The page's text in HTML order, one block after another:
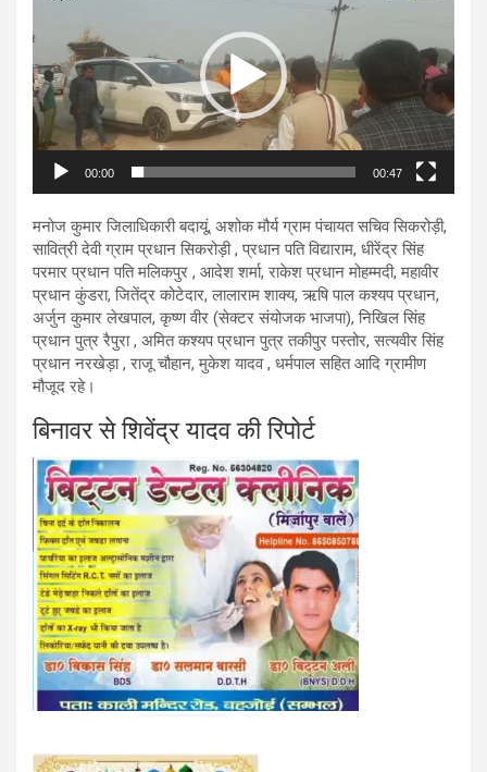
00:00 00:47
मनोज कुमार जिलाधिकारी बदायूं, अशोक मौर्य ग्राम पंचायत सचिव सिकरोड़ी,
सावित्री देवी ग्राम प्रधान सिकरोड़ी , प्रधान पति विद्याराम, धीरेंद्र सिंह
परमार प्रधान पति मलिकपुर , आदेश शर्मा, राकेश प्रधान मोहम्मदी, महावीर
प्रधान कुंडरा, जितेंद्र कोटेदार, लालाराम शाक्य, ऋषि पाल कश्यप प्रधान,
अर्जुन कुमार लेखपाल, कृष्ण वीर (सेक्टर संयोजक भाजपा), निखिल सिंह
प्रधान पुत्र रैपुरा , अमित कश्यप प्रधान पुत्र तकीपुर पस्तोर, सत्यवीर सिंह
प्रधान नरखेड़ा , राजू चौहान, मुकेश यादव , धर्मपाल सहित आदि ग्रामीण
मौजूद रहे।
बिनावर से शिवेंद्र यादव की रिपोर्ट